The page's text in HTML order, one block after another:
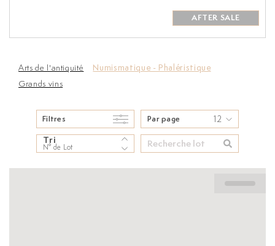
AFTER SALE
Arts de l'antiquité
Numismatique - Phaléristique
Grands vins
Filtres Par page 12
Tri
N° de Lot